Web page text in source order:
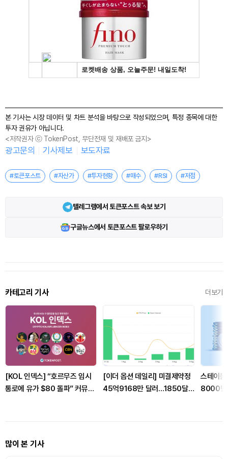
본 기사는 시장 데이터 및 차트 분석을 바탕으로 작성되었으며, 특정 종목에 대한
투자 권유가 아닙니다.
<저작권자 ⓒ TokenPost, 무단전재 및 재배포 금지>
광고문의 기사제보 보도자료
#토큰포스트 #자산가 #투자현황 #매수 #RSI #저점
텔레그램에서 토큰포스트 속보 보기
구글뉴스에서 토큰포스트 팔로우하기
카테고리 기사 더보기
[KOL 인덱스] “호르무즈 임시
통로에 유가 $80 돌파” 커뮤니
[이더 옵션 데일리] 미결제약정
45억9168만 달러…1850달
스테이
8000만
많이 본 기사